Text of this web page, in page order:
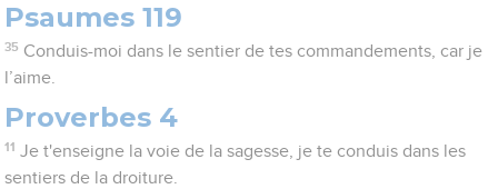
Psaumes 119
35 Conduis-moi dans le sentier de tes commandements, car je
l’aime.
Proverbes 4
11 Je t'enseigne la voie de la sagesse, je te conduis dans les
sentiers de la droiture.